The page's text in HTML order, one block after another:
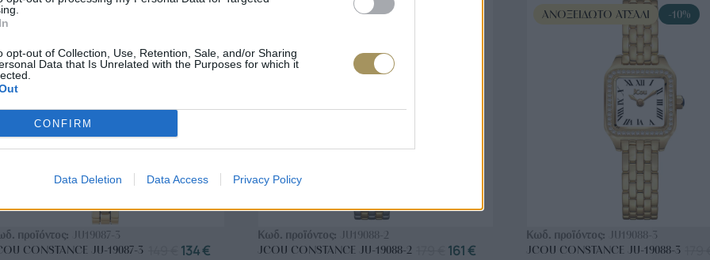
opt-out of Collection, Use, Retention, Sale, and/or Sharing
Data that Is Unrelated with the Purposes for which it
CONFIRM
Data Deletion Data Access Privacy Policy
ΑΓΟΡΑ ΤΩΡΑ
ΑΝΟΞΕΊΔΩΤΟ ΑΤΣΆΛΙ
προϊόντος: JU19087-3
CONSTANCE JU-19087-3
134€
ΑΓΟΡΑ ΤΩΡΑ
ΑΝΟΞΕΊΔΩΤΟ ΑΤΣΆΛΙ
Κωδ. προϊόντος: JU19088-2
JCOU CONSTANCE JU-19088-2
161€
ΑΓΟΡΑ ΤΩΡΑ
ΑΝΟΞΕΊΔΩΤΟ ΑΤΣΆΛΙ -10%
Κωδ. προϊόντος: JU19088-3
JCOU CONSTANCE JU-19088-3